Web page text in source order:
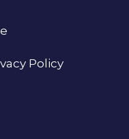
Policy